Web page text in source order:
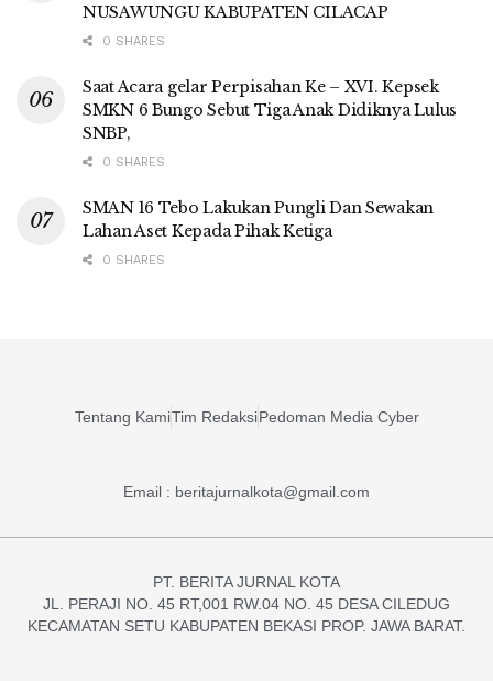
NUSAWUNGU KABUPATEN CILACAP
0 SHARES
Saat Acara gelar Perpisahan Ke – XVI. Kepsek
SMKN 6 Bungo Sebut Tiga Anak Didiknya Lulus
SNBP,
0 SHARES
SMAN 16 Tebo Lakukan Pungli Dan Sewakan
Lahan Aset Kepada Pihak Ketiga
0 SHARES
Tentang KamiTim RedaksiPedoman Media Cyber
Email : beritajurnalkota@gmail.com
PT. BERITA JURNAL KOTA
JL. PERAJI NO. 45 RT,001 RW.04 NO. 45 DESA CILEDUG
KECAMATAN SETU KABUPATEN BEKASI PROP. JAWA BARAT.